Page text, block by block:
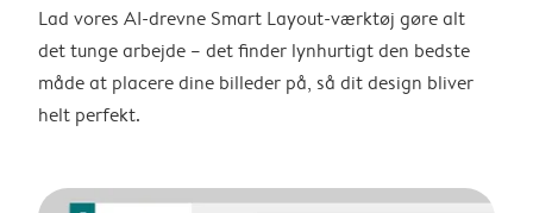
Lad vores AI-drevne Smart Layout-værktøj gøre alt
det tunge arbejde – det finder lynhurtigt den bedste
måde at placere dine billeder på, så dit design bliver
helt perfekt.